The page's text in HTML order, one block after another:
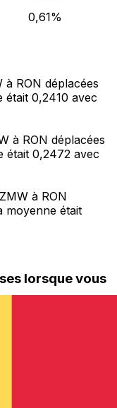
0,61%
RON déplacées
était 0,2410 avec
à RON déplacées
était 0,2472 avec
à RON
moyenne était
lorsque vous